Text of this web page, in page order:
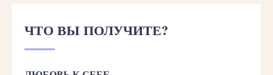
ЧТО ВЫ ПОЛУЧИТЕ?